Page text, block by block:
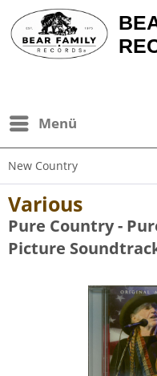
Menü
New Country
Various
Pure Country -
Picture